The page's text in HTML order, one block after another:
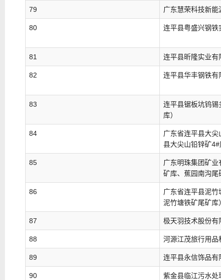
79 广东慧荣科技新能
80 连平县粤盛兴钢铁
81 连平县昕隆实业有
82 连平县华丰钢铁有
83
连平县锯板坑钨锡
库）
84
广东省连平县大
县大尖山铅锌矿
85
广东明珠集团矿
矿库、蕉园南沟尾
86
广东省连平县泥
泥竹塘铁矿尾矿库
87 极天羽技术股份有
88 河源江茂旅行用品
89 连平县永信饰品有
90 紫金县临江污水处